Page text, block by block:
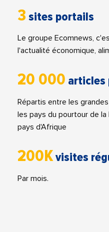
3 sites portails
Le groupe Ecomnews,
l'actualité économique,
20 000 articles
Répartis entre les
les pays du pourtour de
pays d'Afrique
200Kvisites
Par mois.